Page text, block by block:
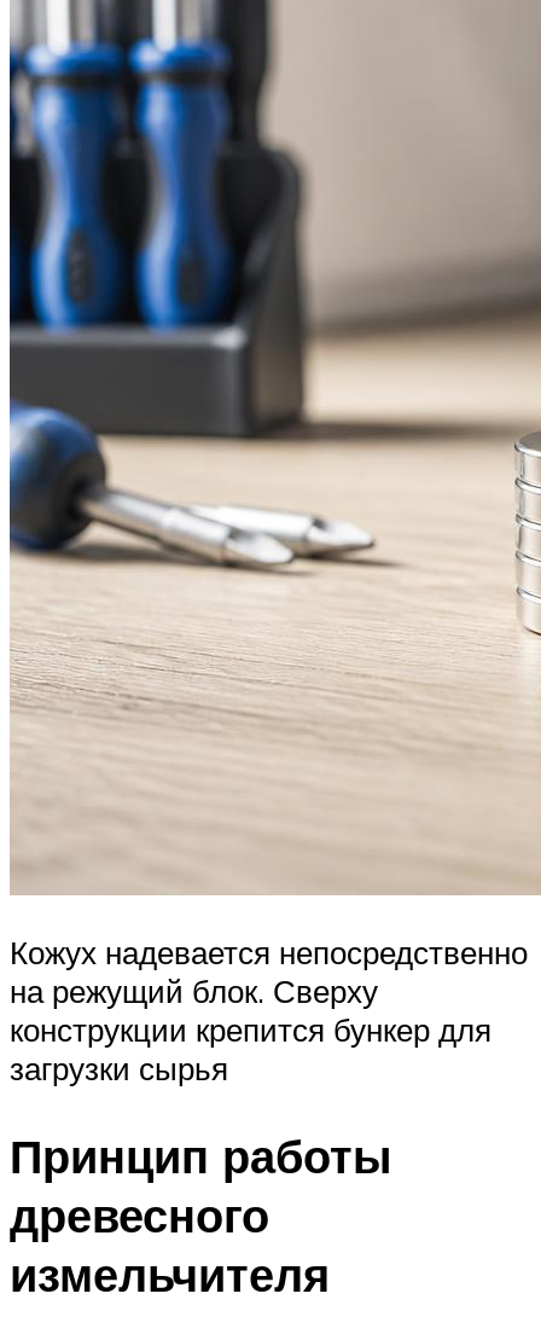
Кожух надевается непосредственно
на режущий блок. Сверху
конструкции крепится бункер для
загрузки сырья
Принцип работы
древесного
измельчителя